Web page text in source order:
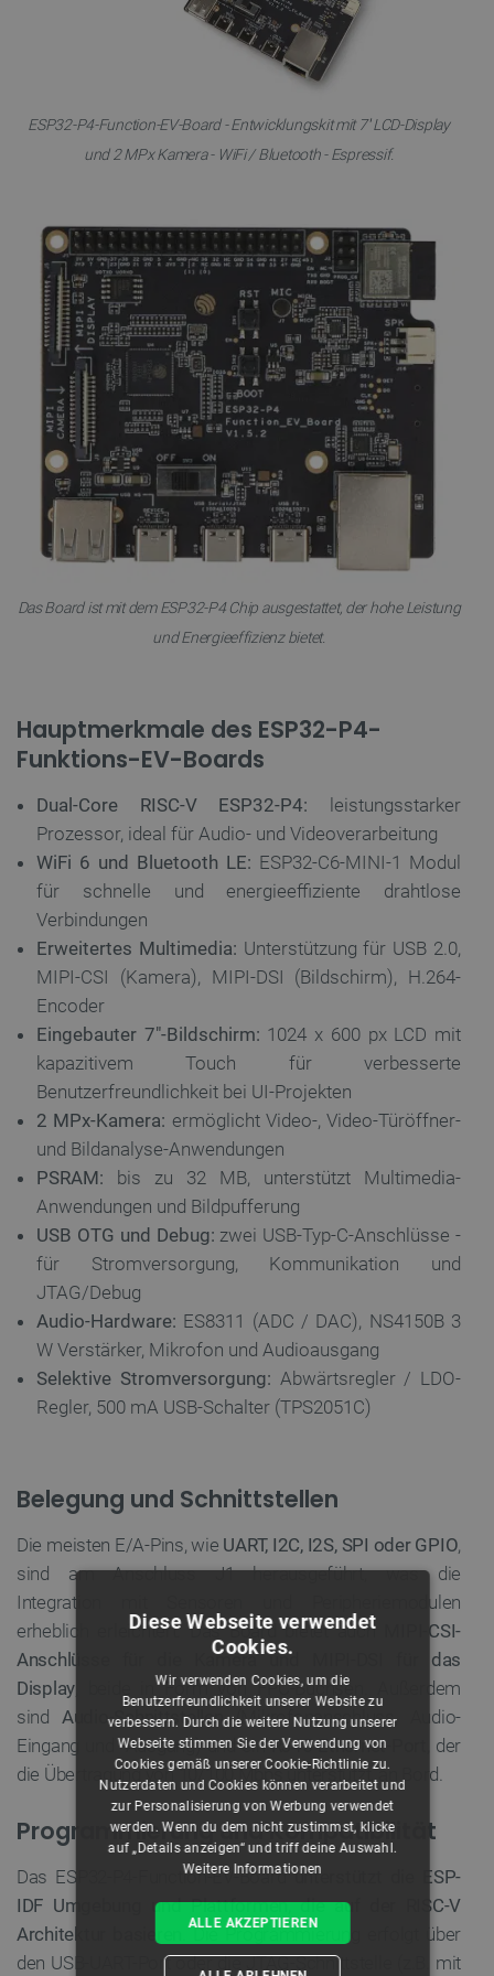
ESP32-P4-Function-EV-Board - Entwicklungskit mit 7'' LCD-Display
und 2 MPx Kamera - WiFi / Bluetooth - Espressif.
Das Board ist mit dem ESP32-P4 Chip ausgestattet, der hohe Leistung
und Energieeffizienz bietet.
Hauptmerkmale des ESP32-P4-
Funktions-EV-Boards
Dual-Core RISC-V ESP32-P4: leistungsstarker
Prozessor, ideal für Audio- und Videoverarbeitung
WiFi 6 und Bluetooth LE: ESP32-C6-MINI-1 Modul
für schnelle und energieeffiziente drahtlose
Verbindungen
Erweitertes Multimedia: Unterstützung für USB 2.0,
MIPI-CSI (Kamera), MIPI-DSI (Bildschirm), H.264-
Encoder
Eingebauter 7″-Bildschirm: 1024 x 600 px LCD mit
kapazitivem Touch für verbesserte
Benutzerfreundlichkeit bei UI-Projekten
2 MPx-Kamera: ermöglicht Video-, Video-Türöffner-
und Bildanalyse-Anwendungen
PSRAM: bis zu 32 MB, unterstützt Multimedia-
Anwendungen und Bildpufferung
USB OTG und Debug: zwei USB-Typ-C-Anschlüsse -
für Stromversorgung, Kommunikation und
JTAG/Debug
Audio-Hardware: ES8311 (ADC / DAC), NS4150B 3
W Verstärker, Mikrofon und Audioausgang
Selektive Stromversorgung: Abwärtsregler / LDO-
Regler, 500 mA USB-Schalter (TPS2051C)
Belegung und Schnittstellen
Die meisten E/A-Pins, wie UART, I2C, I2S, SPI oder GPIO,
sind am Anschluss J1 herausgeführt, was die
Integration mit Sensoren und Peripheriemodulen
erheblich erleichtert. Das Board bietet auch
MIPI-CSI-
Anschlüsse für die Kamera und MIPI-DSI für das
Display , beide in Form von FPC-Buchsen. Außerdem
sind Audio-Schnittstellen(Mikrofonanschluss, Audio-
Eingang und -Ausgang) und einRJ45-Ethernet-Port
, der
die Übertragung von 10/100 Mbps unterstützt, an Bord.
Programmierung und Kompatibilität
Das ESP32-P4-Function-EV-Boardunterstützt die ESP-
IDF Umgebung und Plattformen, die auf der RISC-V
Architektur basieren
. Die Programmierung erfolgt über
den USB-UART-Port oder die JTAG-Schnittstelle (z.B. mit
Diese Webseite verwendet
Cookies.
Wir verwenden Cookies, um die
Benutzerfreundlichkeit unserer Website zu
verbessern. Durch die weitere Nutzung unserer
Webseite stimmen Sie der Verwendung von
Cookies gemäß unserer Cookie-Richtlinie zu.
Nutzerdaten und Cookies können verarbeitet und
zur Personalisierung von Werbung verwendet
werden. Wenn du dem nicht zustimmst, klicke
auf „Details anzeigen“ und triff deine Auswahl.
Weitere Informationen
ALLE AKZEPTIEREN